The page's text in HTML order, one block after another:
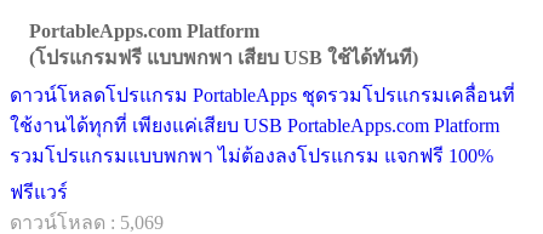
PortableApps.com Platform
(โปรแกรมฟรี แบบพกพา เสียบ USB ใช้ได้ทันที)
ดาวน์โหลดโปรแกรม PortableApps ชุดรวมโปรแกรมเคลื่อนที่
ใช้งานได้ทุกที่ เพียงแค่เสียบ USB PortableApps.com Platform
รวมโปรแกรมแบบพกพา ไม่ต้องลงโปรแกรม แจกฟรี 100%
ฟรีแวร์
ดาวน์โหลด : 5,069